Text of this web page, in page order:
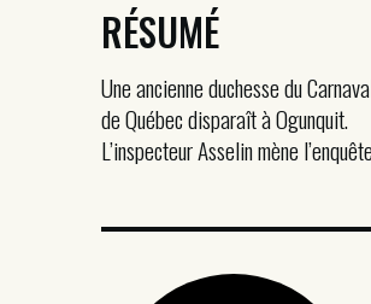
RÉSUMÉ
Une ancienne duchesse du
de Québec disparaît à Ogunquit.
L’inspecteur Asselin mène